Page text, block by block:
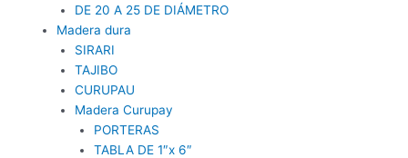
DE 20 A 25 DE DIÁMETRO
Madera dura
SIRARI
TAJIBO
CURUPAU
Madera Curupay
PORTERAS
TABLA DE 1″x 6″